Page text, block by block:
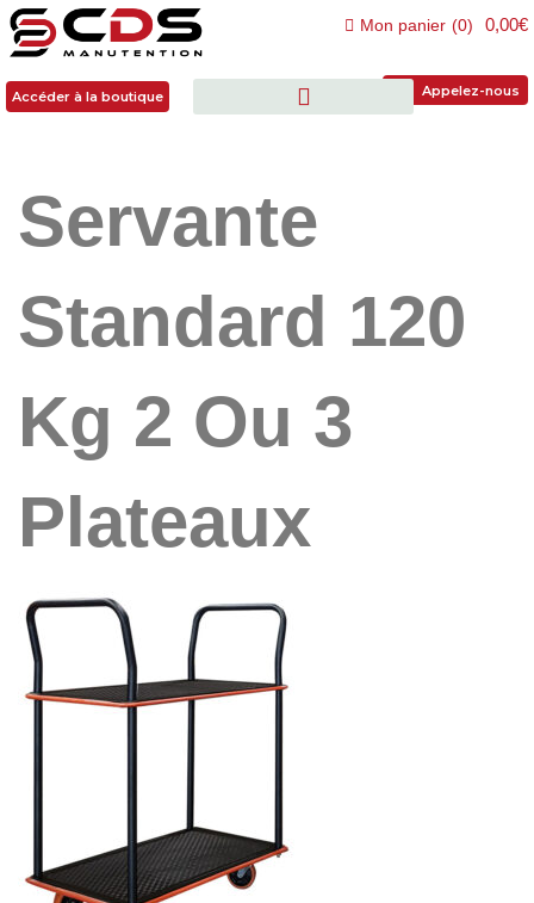
Accéder à la boutique
Mon panier (0) 0,00€
Appelez-nous
Servante
Standard 120
Kg 2 Ou 3
Plateaux